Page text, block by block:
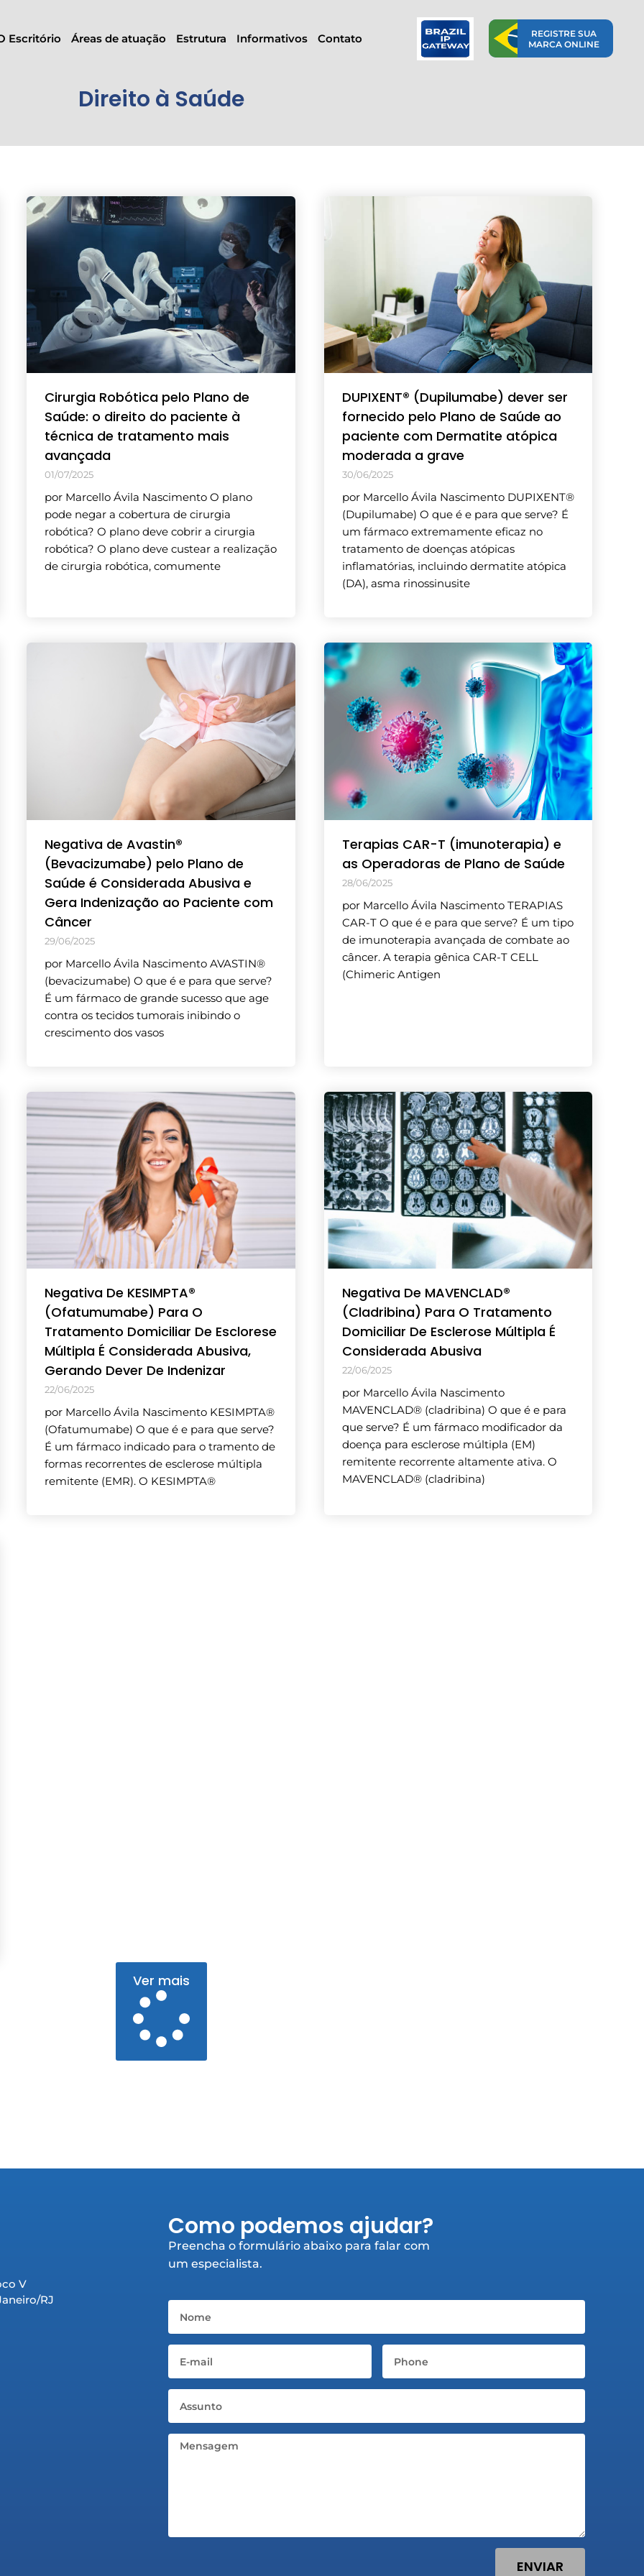
Escritório Áreas de atuação Estrutura Informativos Contato
REGISTRE SUA
MARCA ONLINE
Direito à Saúde
Cirurgia Robótica pelo Plano de
Saúde: o direito do paciente à
técnica de tratamento mais
avançada
01/07/2025
por Marcello Ávila Nascimento O plano
pode negar a cobertura de cirurgia
robótica? O plano deve cobrir a cirurgia
robótica? O plano deve custear a realização
de cirurgia robótica, comumente
DUPIXENT® (Dupilumabe) dever ser
fornecido pelo Plano de Saúde ao
paciente com Dermatite atópica
moderada a grave
30/06/2025
por Marcello Ávila Nascimento DUPIXENT®
(Dupilumabe) O que é e para que serve? É
um fármaco extremamente eficaz no
tratamento de doenças atópicas
inflamatórias, incluindo dermatite atópica
(DA), asma rinossinusite
Negativa de Avastin®
(Bevacizumabe) pelo Plano de
Saúde é Considerada Abusiva e
Gera Indenização ao Paciente com
Câncer
29/06/2025
por Marcello Ávila Nascimento AVASTIN®
(bevacizumabe) O que é e para que serve?
É um fármaco de grande sucesso que age
contra os tecidos tumorais inibindo o
crescimento dos vasos
Terapias CAR-T (imunoterapia) e
as Operadoras de Plano de Saúde
28/06/2025
por Marcello Ávila Nascimento TERAPIAS
CAR-T O que é e para que serve? É um tipo
de imunoterapia avançada de combate ao
câncer. A terapia gênica CAR-T CELL
(Chimeric Antigen
Negativa De KESIMPTA®
(Ofatumumabe) Para O
Tratamento Domiciliar De Esclorese
Múltipla É Considerada Abusiva,
Gerando Dever De Indenizar
22/06/2025
por Marcello Ávila Nascimento KESIMPTA®
(Ofatumumabe) O que é e para que serve?
É um fármaco indicado para o tramento de
formas recorrentes de esclerose múltipla
remitente (EMR). O KESIMPTA®
Negativa De MAVENCLAD®
(Cladribina) Para O Tratamento
Domiciliar De Esclerose Múltipla É
Considerada Abusiva
22/06/2025
por Marcello Ávila Nascimento
MAVENCLAD® (cladribina) O que é e para
que serve? É um fármaco modificador da
doença para esclerose múltipla (EM)
remitente recorrente altamente ativa. O
MAVENCLAD® (cladribina)
Ver mais
V
RJ
Como podemos ajudar?
Preencha o formulário abaixo para falar com
um especialista.
Mensagem
ENVIAR